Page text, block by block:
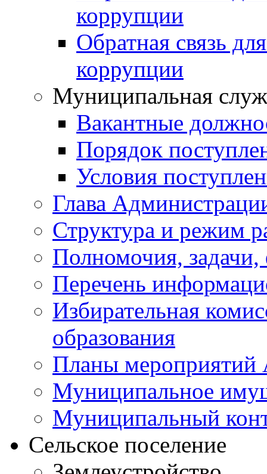
коррупции
Обратная связь
коррупции
Муниципальная
Вакантные
Порядок
Условия
Глава
Структура и режим
Полномочия,
Перечень
Избирательная
образования
Планы мероприятий
Муниципальное
Муниципальный
Сельское поселение